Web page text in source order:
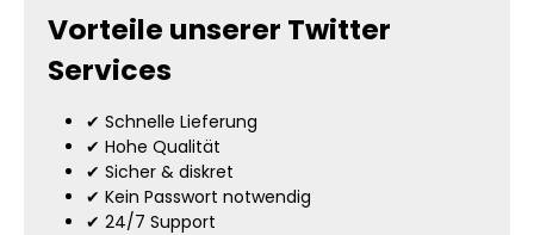
Vorteile unserer Twitter
Services
✔ Schnelle Lieferung
✔ Hohe Qualität
✔ Sicher & diskret
✔ Kein Passwort notwendig
✔ 24/7 Support